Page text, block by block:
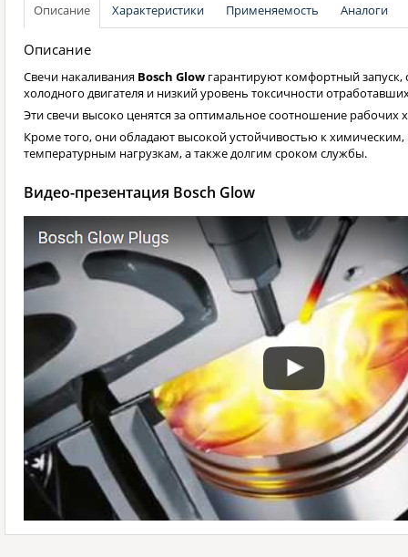
Описание Характеристики Применяемость Аналоги
Описание
Свечи накаливания Bosch Glow гарантируют комфортный запуск,
холодного двигателя и низкий уровень токсичности
Эти свечи высоко ценятся за оптимальное соотношение рабочих
Кроме того, они обладают высокой устойчивостью к
температурным нагрузкам, а также долгим сроком службы.
Видео-презентация Bosch Glow